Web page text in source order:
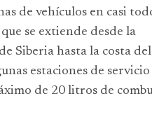
de vehículos en casi
se extiende desde la
Siberia hasta la costa
estaciones de servicio
de 20 litros de